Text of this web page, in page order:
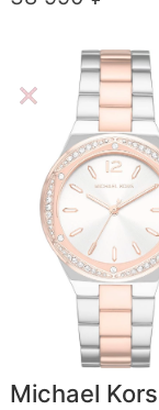
Michael Kors